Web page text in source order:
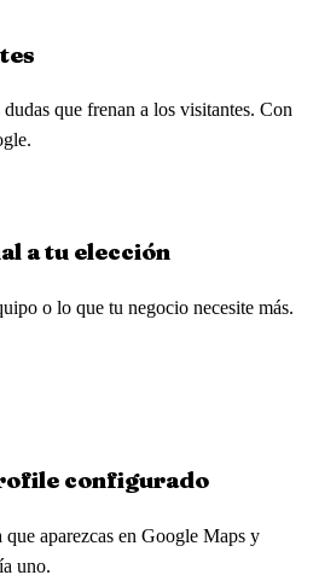
que frenan a los visitantes. Con
a tu elección
o lo que tu negocio necesite más.
configurado
aparezcas en Google Maps y
uno.